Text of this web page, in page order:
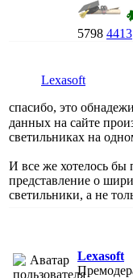
5798 4413
Lexasoft
спасибо, это
данных на сайте
светильниках на
И все же хотелось бы
представление о
светильники, а не
Lexasoft